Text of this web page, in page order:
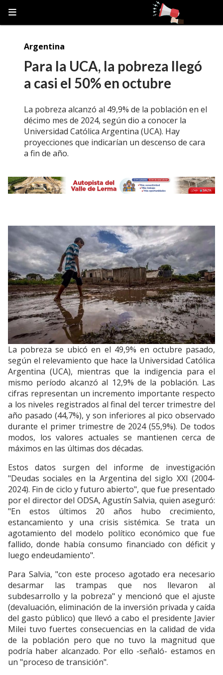
Para la UCA, la pobreza llegó
a casi el 50% en octubre
La pobreza alcanzó al 49,9% de la población en el
décimo mes de 2024, según dio a conocer la
Universidad Católica Argentina (UCA). Hay
proyecciones que indicarían un descenso de cara
a fin de año.
Argentina
La pobreza se ubicó en el 49,9% en octubre pasado,
según el relevamiento que hace la Universidad Católica
Argentina (UCA), mientras que la indigencia para el
mismo período alcanzó al 12,9% de la población. Las
cifras representan un incremento importante respecto
a los niveles registrados al final del tercer trimestre del
año pasado (44,7%), y son inferiores al pico observado
durante el primer trimestre de 2024 (55,9%). De todos
modos, los valores actuales se mantienen cerca de
máximos en las últimas dos décadas.
Estos datos surgen del informe de investigación
"Deudas sociales en la Argentina del siglo XXI (2004-
2024). Fin de ciclo y futuro abierto", que fue presentado
por el director del ODSA, Agustín Salvia, quien aseguró:
"En estos últimos 20 años hubo crecimiento,
estancamiento y una crisis sistémica. Se trata un
agotamiento del modelo político económico que fue
fallido, donde había consumo financiado con déficit y
luego endeudamiento".
Para Salvia, "con este proceso agotado era necesario
desarmar las trampas que nos llevaron al
subdesarrollo y la pobreza" y mencionó que el ajuste
(devaluación, eliminación de la inversión privada y caída
del gasto público) que llevó a cabo el presidente Javier
Milei tuvo fuertes consecuencias en la calidad de vida
de la población pero que no tuvo la magnitud que
podría haber alcanzado. Por ello -señaló- estamos en
un "proceso de transición".